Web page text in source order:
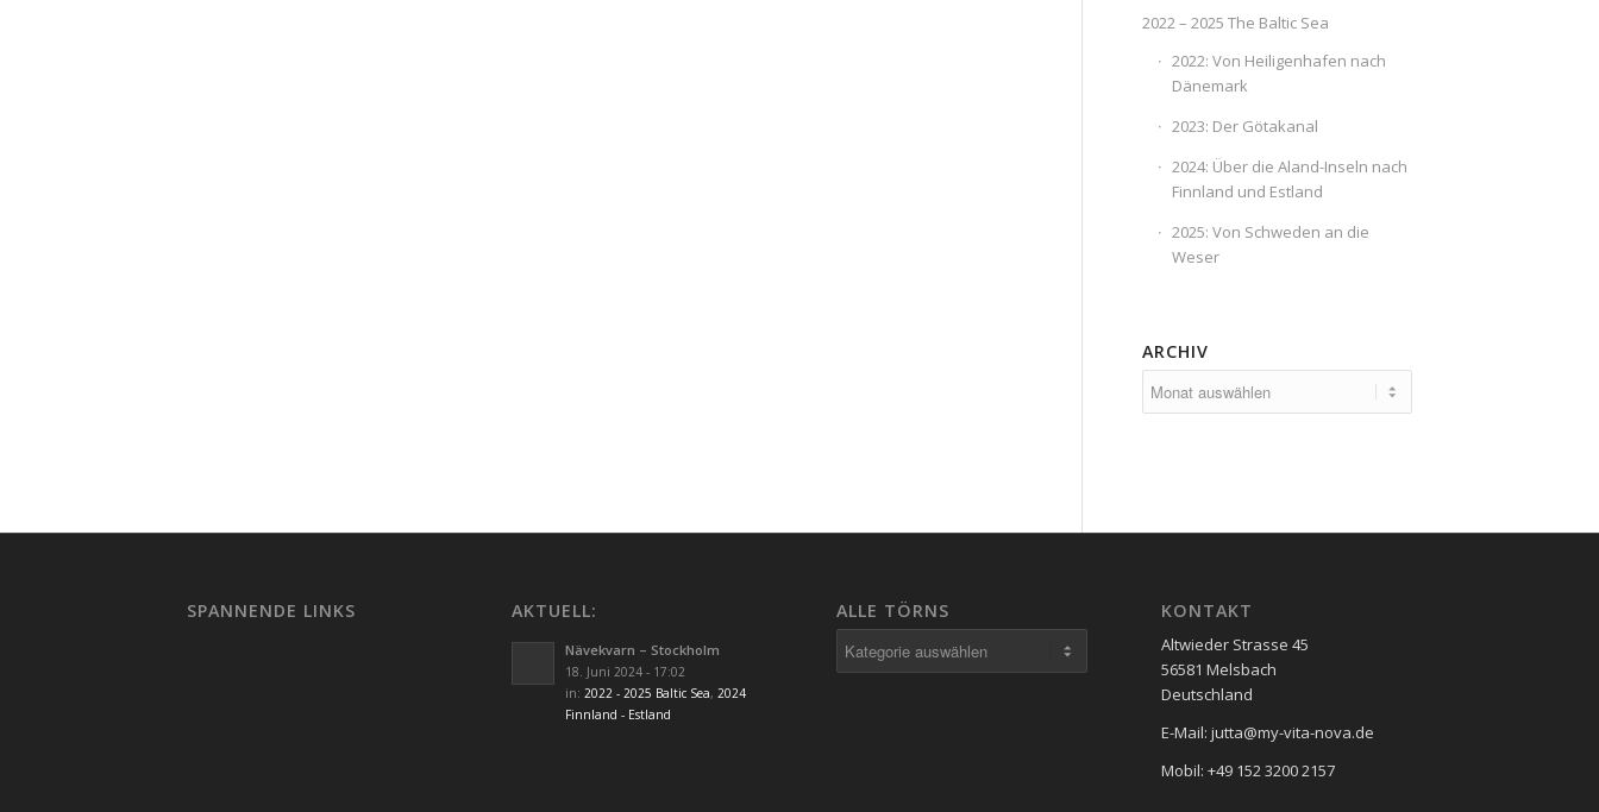
2022 – 2025 The Baltic Sea
2022: Von Heiligenhafen nach
Dänemark
2023: Der Götakanal
2024: Über die Aland-Inseln nach
Finnland und Estland
2025: Von Schweden an die
Weser
ARCHIV
SPANNENDE LINKS AKTUELL:
Nävekvarn – Stockholm
18. Juni 2024 - 17:02
in: 2022 - 2025 Baltic Sea, 2024
Finnland - Estland
ALLE TÖRNS KONTAKT
Altwieder Strasse 45
56581 Melsbach
Deutschland
E-Mail: jutta@my-vita-nova.de
Mobil: +49 152 3200 2157